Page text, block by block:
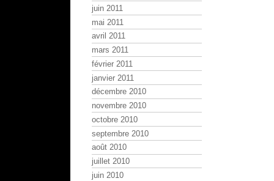
juin 2011
mai 2011
avril 2011
mars 2011
février 2011
janvier 2011
décembre 2010
novembre 2010
octobre 2010
septembre 2010
août 2010
juillet 2010
juin 2010